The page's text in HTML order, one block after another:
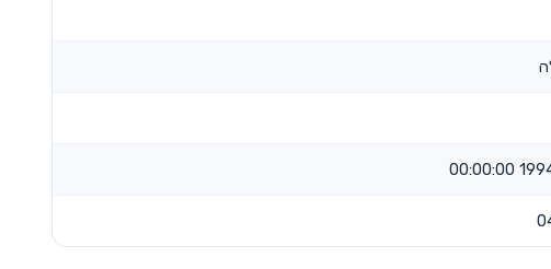
1994-